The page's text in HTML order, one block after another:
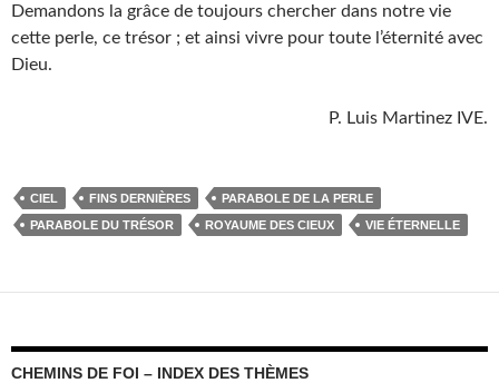
Demandons la grâce de toujours chercher dans notre vie
cette perle, ce trésor ; et ainsi vivre pour toute l’éternité avec
Dieu.
P. Luis Martinez IVE.
CIEL FINS DERNIÈRES
PARABOLE DE LA PERLE
PARABOLE DU TRÉSOR
ROYAUME DES CIEUX VIE ÉTERNELLE
CHEMINS DE FOI – INDEX DES THÈMES